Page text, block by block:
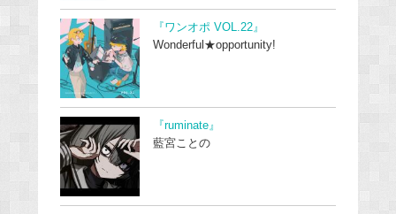
『ワンオポ VOL.22』
Wonderful★opportunity!
『ruminate』
藍宮ことの